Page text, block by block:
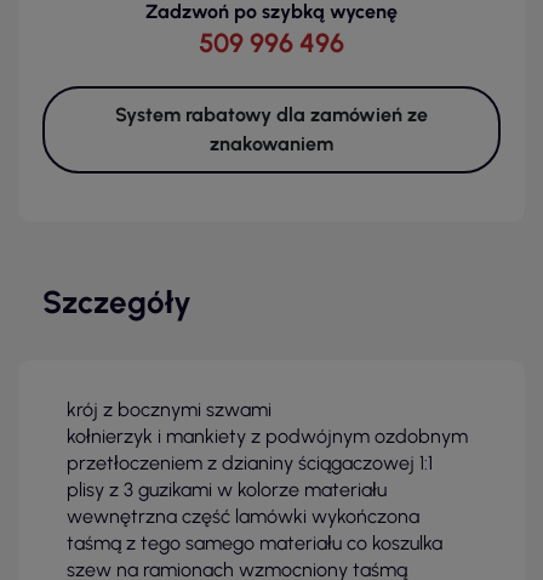
Zadzwoń po szybką wycenę
509 996 496
System rabatowy dla zamówień ze
znakowaniem
Szczegóły
krój z bocznymi szwami
kołnierzyk i mankiety z podwójnym ozdobnym
przetłoczeniem z dzianiny ściągaczowej 1:1
plisy z 3 guzikami w kolorze materiału
wewnętrzna część lamówki wykończona
taśmą z tego samego materiału co koszulka
szew na ramionach wzmocniony taśmą